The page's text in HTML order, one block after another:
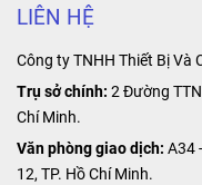
LIÊN HỆ
Công ty TNHH Thiết Bị Và
Trụ sở chính: 2 Đường TTN
Chí Minh.
Văn phòng giao dịch: A34
12, TP. Hồ Chí Minh.